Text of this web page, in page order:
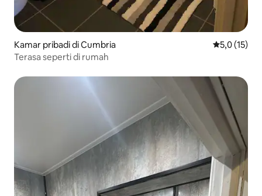
Kamar pribadi di Cumbria Nilai rata-
5,0 (15)
Terasa seperti di rumah